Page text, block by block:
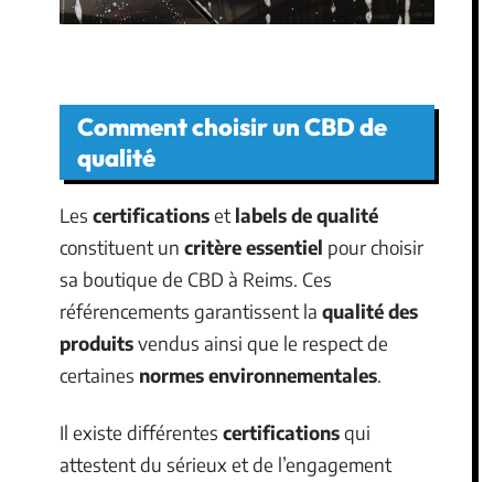
Comment choisir un CBD de
qualité
Les certificationset labels de qualité
constituent un critère essentiel pour choisir
sa boutique de CBD à Reims. Ces
référencements garantissent la qualité des
produitsvendus ainsi que le respect de
certaines normes environnementales.
Il existe différentes certificationsqui
attestent du sérieux et de l’engagement